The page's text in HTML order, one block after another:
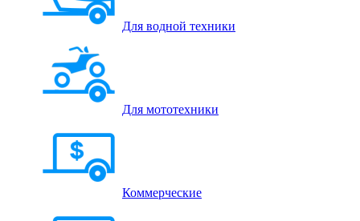
Для водной техники
Для мототехники
Коммерческие